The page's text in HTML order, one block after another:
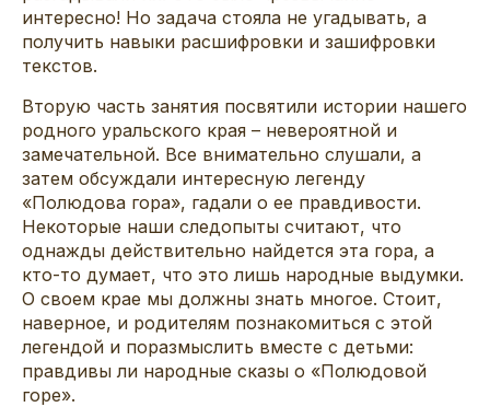
интересно! Но задача стояла не угадывать, а
получить навыки расшифровки и зашифровки
текстов.
Вторую часть занятия посвятили истории нашего
родного уральского края – невероятной и
замечательной. Все внимательно слушали, а
затем обсуждали интересную легенду
«Полюдова гора», гадали о ее правдивости.
Некоторые наши следопыты считают, что
однажды действительно найдется эта гора, а
кто-то думает, что это лишь народные выдумки.
О своем крае мы должны знать многое. Стоит,
наверное, и родителям познакомиться с этой
легендой и поразмыслить вместе с детьми:
правдивы ли народные сказы о «Полюдовой
горе».